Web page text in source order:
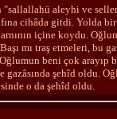
"sallallahü aleyhi ve
cihâda gitdi. Yolda bir
içine koydu.
mı traş etmeleri, bu
beni çok arayıp
gazâsında şehîd oldu.
o da şehîd oldu.